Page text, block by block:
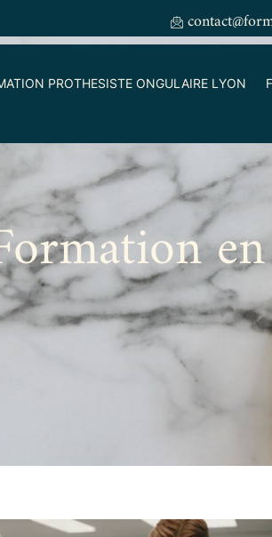
PROTHESISTE ONGULAIRE LYON